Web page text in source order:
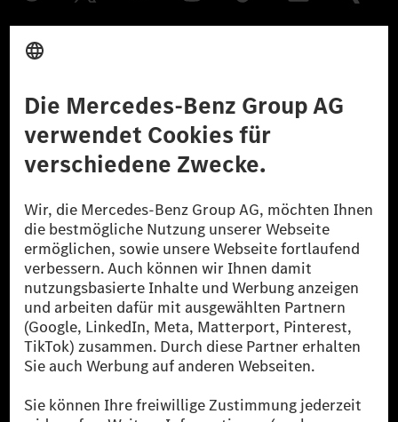
© 2026 Mercedes-Benz Group AG. Alle Rechte vorbehalten.
reduzierte CO₂-Emissionen bei der Mercedes-Benz Group durch
zertifizierte Ausgleichsprojekte kompensiert werden.
[2] Renewable Charging ist ein integraler Bestandteil von MB.CHARGE
Public in Europa, den USA, Kanada und China. Sofern an der jeweiligen
Ladestation noch kein Strom aus erneuerbaren Energien vorliegt,
verwendet Renewable Charging Grünstromzertifikate*. Diese stellen
sicher, dass für Ladevorgänge über MB.CHARGE Public eine äquivalente
Strommenge aus erneuerbaren Energien ins Stromnetz eingespeist wird.
Sie stammen ausschließlich aus Wind- und Solarkraftanlagen, die jünger
als sechs Jahre sind.
* Inkl. EKOenergy Ökolabel
* Die angegebenen Werte wurden nach dem vorgeschriebenen
Messverfahren WLTP (Worldwide harmonised Light vehicles Test